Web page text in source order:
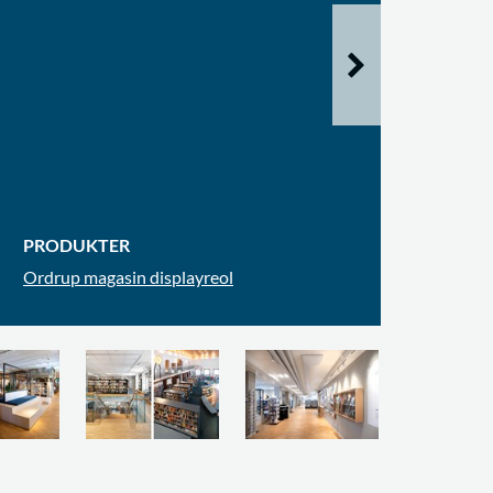
PRODUKTER
Ordrup magasin displayreol